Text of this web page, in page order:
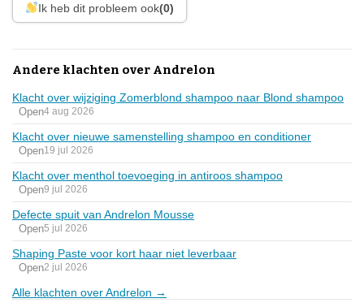
Ik heb dit probleem ook(0)
Andere klachten over Andrelon
Klacht over wijziging Zomerblond shampoo naar Blond shampoo
Open4 aug 2026
Klacht over nieuwe samenstelling shampoo en conditioner
Open19 jul 2026
Klacht over menthol toevoeging in antiroos shampoo
Open9 jul 2026
Defecte spuit van Andrelon Mousse
Open5 jul 2026
Shaping Paste voor kort haar niet leverbaar
Open2 jul 2026
Alle klachten over Andrelon →